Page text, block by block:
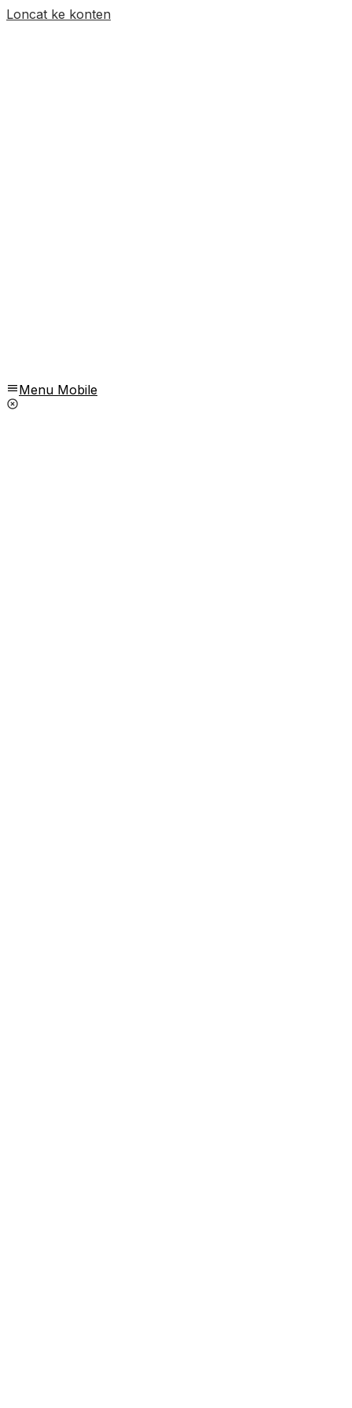
Loncat ke konten
Menu Mobile